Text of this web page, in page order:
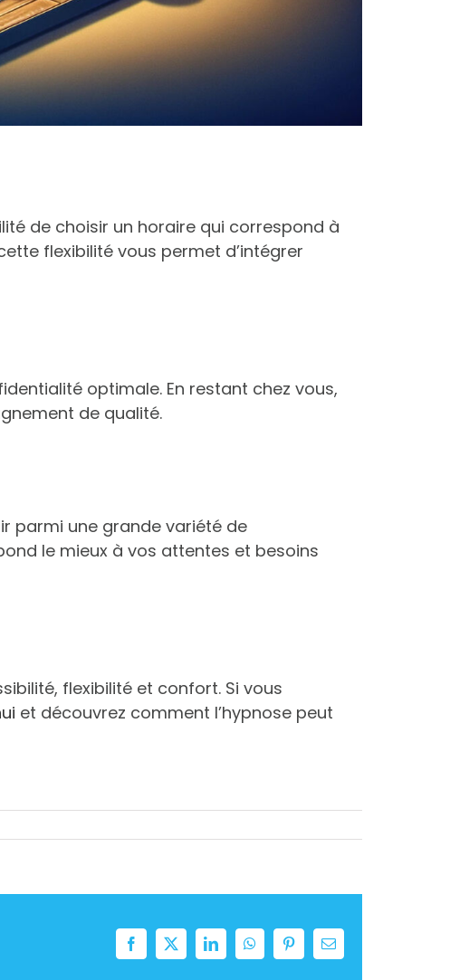
de choisir un horaire qui correspond à
flexibilité vous permet d’intégrer
optimale. En restant chez vous,
de qualité.
parmi une grande variété de
le mieux à vos attentes et besoins
flexibilité et confort. Si vous
et découvrez comment l’hypnose peut
FacebookTwitterLinkedInWhatsAppPinterestEmail